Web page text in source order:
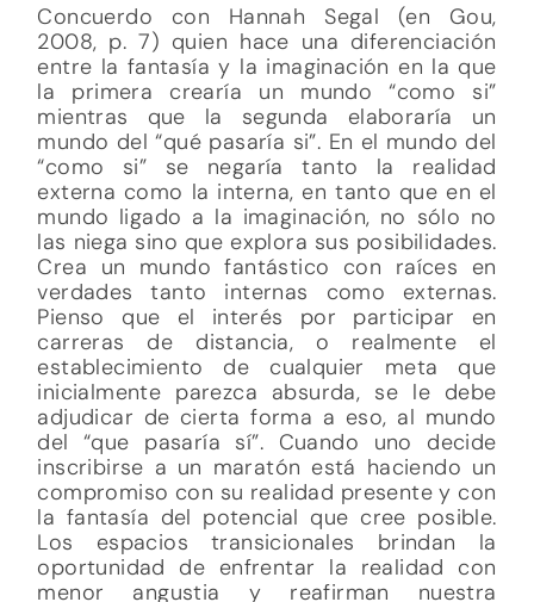
Concuerdo con Hannah Segal (en Gou,
2008, p. 7) quien hace una diferenciación
entre la fantasía y la imaginación en la que
la primera crearía un mundo “como si”
mientras que la segunda elaboraría un
mundo del “qué pasaría si”. En el mundo del
“como si” se negaría tanto la realidad
externa como la interna, en tanto que en el
mundo ligado a la imaginación, no sólo no
las niega sino que explora sus posibilidades.
Crea un mundo fantástico con raíces en
verdades tanto internas como externas.
Pienso que el interés por participar en
carreras de distancia, o realmente el
establecimiento de cualquier meta que
inicialmente parezca absurda, se le debe
adjudicar de cierta forma a eso, al mundo
del “que pasaría sí”. Cuando uno decide
inscribirse a un maratón está haciendo un
compromiso con su realidad presente y con
la fantasía del potencial que cree posible.
Los espacios transicionales brindan la
oportunidad de enfrentar la realidad con
menor angustia y reafirman nuestra